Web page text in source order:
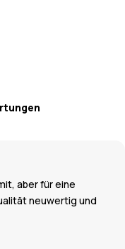
aber für eine
neuwertig und